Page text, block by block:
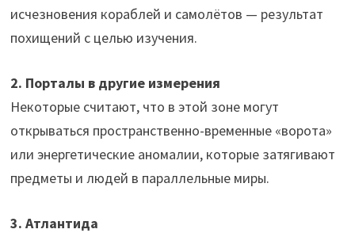
исчезновения кораблей и самолётов — результат
похищений с целью изучения.
2. Порталы в другие измерения
Некоторые считают, что в этой зоне могут
открываться пространственно-временные «ворота»
или энергетические аномалии, которые затягивают
предметы и людей в параллельные миры.
3. Атлантида